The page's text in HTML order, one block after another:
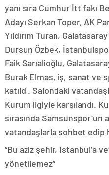
yanı sıra Cumhur İttifakı
Adayı Serkan Toper, AK
Yıldırım Turan,
Dursun Özbek,
Faik Sarıalioğlu,
Burak Elmas, iş, sanat ve
katıldı. Salondaki
Kurum ilgiyle karşılandı.
sırasında Samsunspor’un
vatandaşlarla sohbet edip
“Bu aziz şehir, İstanbul’a
yönetilemez”